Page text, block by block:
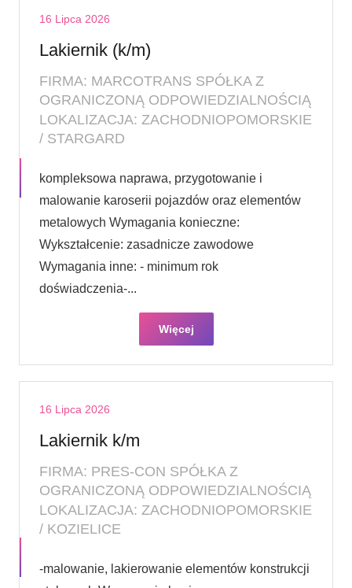
16 Lipca 2026
Lakiernik (k/m)
FIRMA: MARCOTRANS SPÓŁKA Z
OGRANICZONĄ ODPOWIEDZIALNOŚCIĄ
LOKALIZACJA: ZACHODNIOPOMORSKIE
/ STARGARD
kompleksowa naprawa, przygotowanie i
malowanie karoserii pojazdów oraz elementów
metalowych Wymagania konieczne:
Wykształcenie: zasadnicze zawodowe
Wymagania inne: - minimum rok
doświadczenia-...
Więcej
16 Lipca 2026
Lakiernik k/m
FIRMA: PRES-CON SPÓŁKA Z
OGRANICZONĄ ODPOWIEDZIALNOŚCIĄ
LOKALIZACJA: ZACHODNIOPOMORSKIE
/ KOZIELICE
-malowanie, lakierowanie elementów konstrukcji